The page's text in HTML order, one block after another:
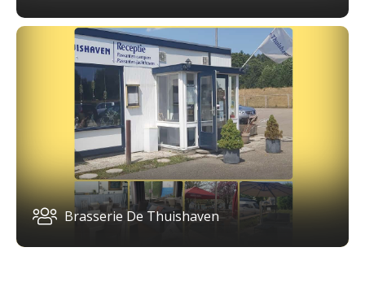
Brasserie De Thuishaven